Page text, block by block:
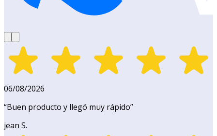
06/08/2026
“Buen producto y llegó muy rápido”
jean S.